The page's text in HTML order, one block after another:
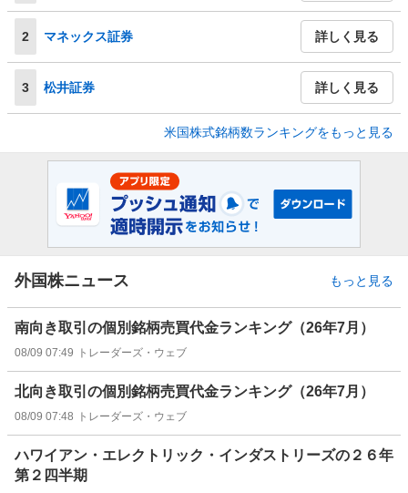
2 マネックス証券 詳しく見る
3 松井証券 詳しく見る
米国株式銘柄数ランキングをもっと見る
外国株ニュース もっと見る
南向き取引の個別銘柄売買代金ランキング（26年7月）
08/09 07:49 トレーダーズ・ウェブ
北向き取引の個別銘柄売買代金ランキング（26年7月）
08/09 07:48 トレーダーズ・ウェブ
ハワイアン・エレクトリック・インダストリーズの２６年
第２四半期